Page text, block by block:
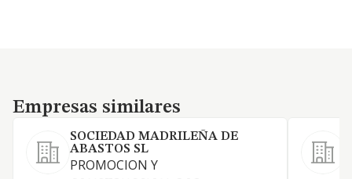
Empresas similares
Empresas similares
SOCIEDAD MADRILEÑA DE
ABASTOS SL
PROMOCION Y